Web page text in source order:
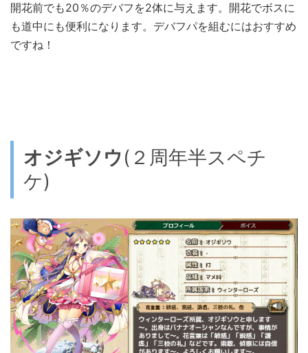
開花前でも20％のデバフを2体に与えます。開花でボスに
も道中にも便利になります。デバフパを組むにはおすすめ
ですね！
オジギソウ(２周年半スペチ
ケ)